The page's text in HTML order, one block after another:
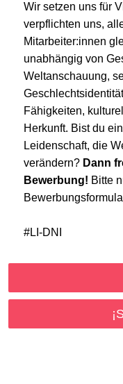
Wir setzen uns für
verpflichten uns,
Mitarbeiter:innen
unabhängig von
Weltanschauung,
Fähigkeiten,
Herkunft. Bist du
Leidenschaft, die
verändern? Dann
Bewerbung! Bitte
#LI-DNI